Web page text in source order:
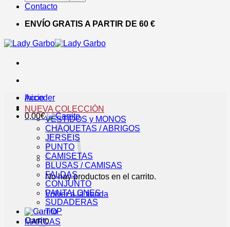
Contacto
ENVÍO GRATIS A PARTIR DE 60 €
Acceder
0,00€
No hay productos en el carrito.
Volver a la tienda
Carrito
Inicio
NUEVA COLECCIÓN
VESTIDOS y MONOS
CHAQUETAS / ABRIGOS
JERSEIS
PUNTO
CAMISETAS
BLUSAS / CAMISAS
FALDAS
CONJUNTO
PANTALONES
SUDADERAS
TOP
MARCAS